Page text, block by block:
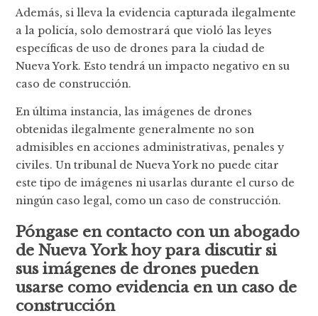
Además, si lleva la evidencia capturada ilegalmente
a la policía, solo demostrará que violó las leyes
específicas de uso de drones para la ciudad de
Nueva York. Esto tendrá un impacto negativo en su
caso de construcción.
En última instancia, las imágenes de drones
obtenidas ilegalmente generalmente no son
admisibles en acciones administrativas, penales y
civiles. Un tribunal de Nueva York no puede citar
este tipo de imágenes ni usarlas durante el curso de
ningún caso legal, como un caso de construcción.
Póngase en contacto con un abogado
de Nueva York hoy para discutir si
sus imágenes de drones pueden
usarse como evidencia en un caso de
construcción